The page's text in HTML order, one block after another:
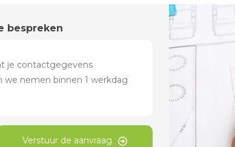
bespreken
Verstuur de aanvraag